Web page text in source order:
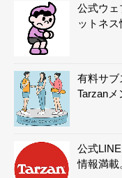
公式ウェ
ットネ
有料サブ
Tarzanメ
公式
情報満載